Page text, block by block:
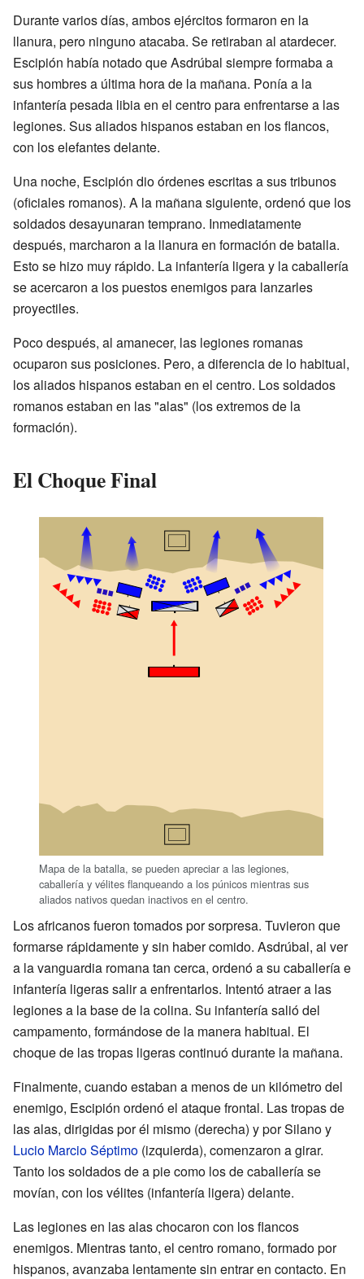
Durante varios días, ambos ejércitos formaron en la
llanura, pero ninguno atacaba. Se retiraban al atardecer.
Escipión había notado que Asdrúbal siempre formaba a
sus hombres a última hora de la mañana. Ponía a la
infantería pesada libia en el centro para enfrentarse a las
legiones. Sus aliados hispanos estaban en los flancos,
con los elefantes delante.
Una noche, Escipión dio órdenes escritas a sus tribunos
(oficiales romanos). A la mañana siguiente, ordenó que los
soldados desayunaran temprano. Inmediatamente
después, marcharon a la llanura en formación de batalla.
Esto se hizo muy rápido. La infantería ligera y la caballería
se acercaron a los puestos enemigos para lanzarles
proyectiles.
Poco después, al amanecer, las legiones romanas
ocuparon sus posiciones. Pero, a diferencia de lo habitual,
los aliados hispanos estaban en el centro. Los soldados
romanos estaban en las "alas" (los extremos de la
formación).
El Choque Final
Mapa de la batalla, se pueden apreciar a las legiones,
caballería y vélites flanqueando a los púnicos mientras sus
aliados nativos quedan inactivos en el centro.
Los africanos fueron tomados por sorpresa. Tuvieron que
formarse rápidamente y sin haber comido. Asdrúbal, al ver
a la vanguardia romana tan cerca, ordenó a su caballería e
infantería ligeras salir a enfrentarlos. Intentó atraer a las
legiones a la base de la colina. Su infantería salió del
campamento, formándose de la manera habitual. El
choque de las tropas ligeras continuó durante la mañana.
Finalmente, cuando estaban a menos de un kilómetro del
enemigo, Escipión ordenó el ataque frontal. Las tropas de
las alas, dirigidas por él mismo (derecha) y por Silano y
Lucio Marcio Séptimo (izquierda), comenzaron a girar.
Tanto los soldados de a pie como los de caballería se
movían, con los vélites (infantería ligera) delante.
Las legiones en las alas chocaron con los flancos
enemigos. Mientras tanto, el centro romano, formado por
hispanos, avanzaba lentamente sin entrar en contacto. En